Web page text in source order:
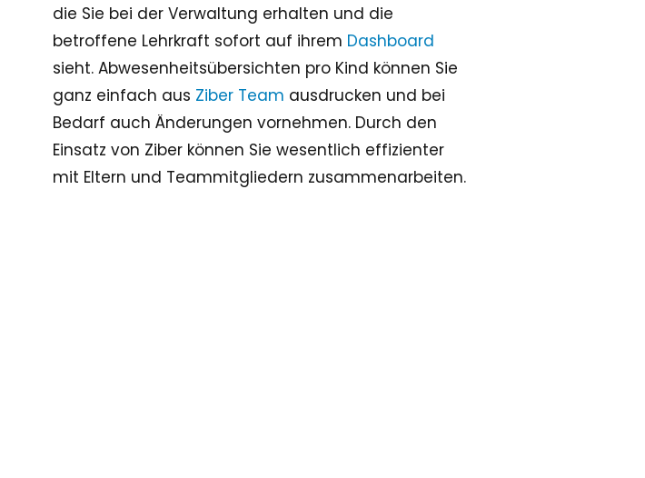
die Sie bei der Verwaltung erhalten und die
betroffene Lehrkraft sofort auf ihrem Dashboard
sieht. Abwesenheitsübersichten pro Kind können Sie
ganz einfach aus Ziber Team ausdrucken und bei
Bedarf auch Änderungen vornehmen. Durch den
Einsatz von Ziber können Sie wesentlich effizienter
mit Eltern und Teammitgliedern zusammenarbeiten.